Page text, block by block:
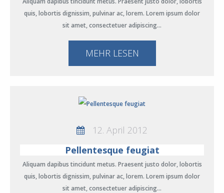
quis, lobortis dignissim, pulvinar ac, lorem. Lorem ipsum dolor
sit amet, consectetuer adipiscing…
MEHR LESEN
12. April 2012
Pellentesque feugiat
Aliquam dapibus tincidunt metus. Praesent justo dolor, lobortis
quis, lobortis dignissim, pulvinar ac, lorem. Lorem ipsum dolor
sit amet, consectetuer adipiscing…